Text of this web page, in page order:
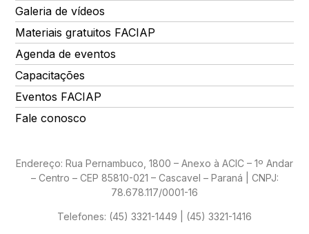
Galeria de vídeos
Materiais gratuitos FACIAP
Agenda de eventos
Capacitações
Eventos FACIAP
Fale conosco
Endereço: Rua Pernambuco, 1800 – Anexo à ACIC – 1º Andar
– Centro – CEP 85810-021 – Cascavel – Paraná | CNPJ:
78.678.117/0001-16
Telefones: (45) 3321-1449 | (45) 3321-1416